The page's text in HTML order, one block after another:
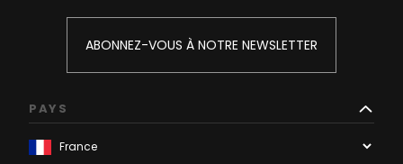
ABONNEZ-VOUS À NOTRE NEWSLETTER
PAYS